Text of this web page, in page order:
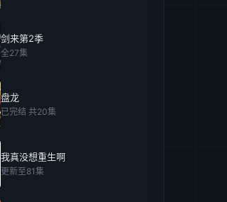
剑来第2季
全27集
盘龙
已完结 共20集
我真没想重生啊
更新至81集